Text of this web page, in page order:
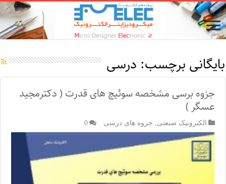
بایگانی برچسب: درسی
جزوه برسی مشخصه سوئیچ های قدرت ( دکترمجید
عسگر )
الکترونیک صنعتی جزوه های درسی 0